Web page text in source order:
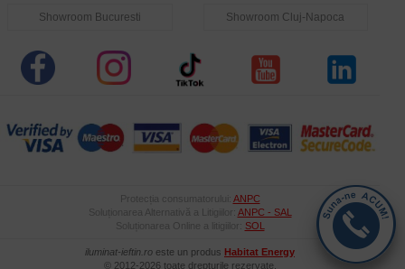
Showroom Bucuresti Showroom Cluj-Napoca
Protecția consumatorului: ANPC
Soluționarea Alternativă a Litigiilor: ANPC - SAL
Soluționarea Online a litigiilor: SOL
iluminat-ieftin.ro este un produs Habitat Energy
© 2012-2026 toate drepturile rezervate.